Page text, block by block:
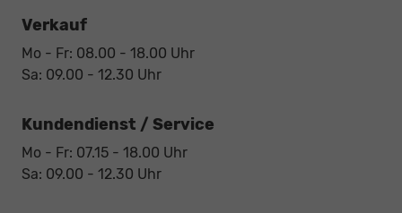
Verkauf
Mo - Fr: 08.00 - 18.00 Uhr
Sa: 09.00 - 12.30 Uhr
Kundendienst / Service
Mo - Fr: 07.15 - 18.00 Uhr
Sa: 09.00 - 12.30 Uhr